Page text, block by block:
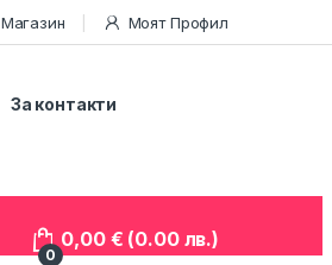
Магазин Моят Профил
За контакти
0
0,00 € (0.00 лв.)